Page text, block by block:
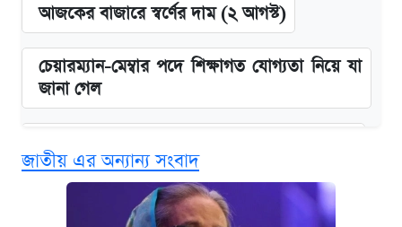
আজকের বাজারে স্বর্ণের দাম (২ আগস্ট)
চেয়ারম্যান-মেম্বার পদে শিক্ষাগত যোগ্যতা নিয়ে যা
জানা গেল
বিনামূল্যে এআই প্রশিক্ষণ, মিলবে দৈনিক ২০০ টাকা
জাতীয় এর অন্যান্য সংবাদ